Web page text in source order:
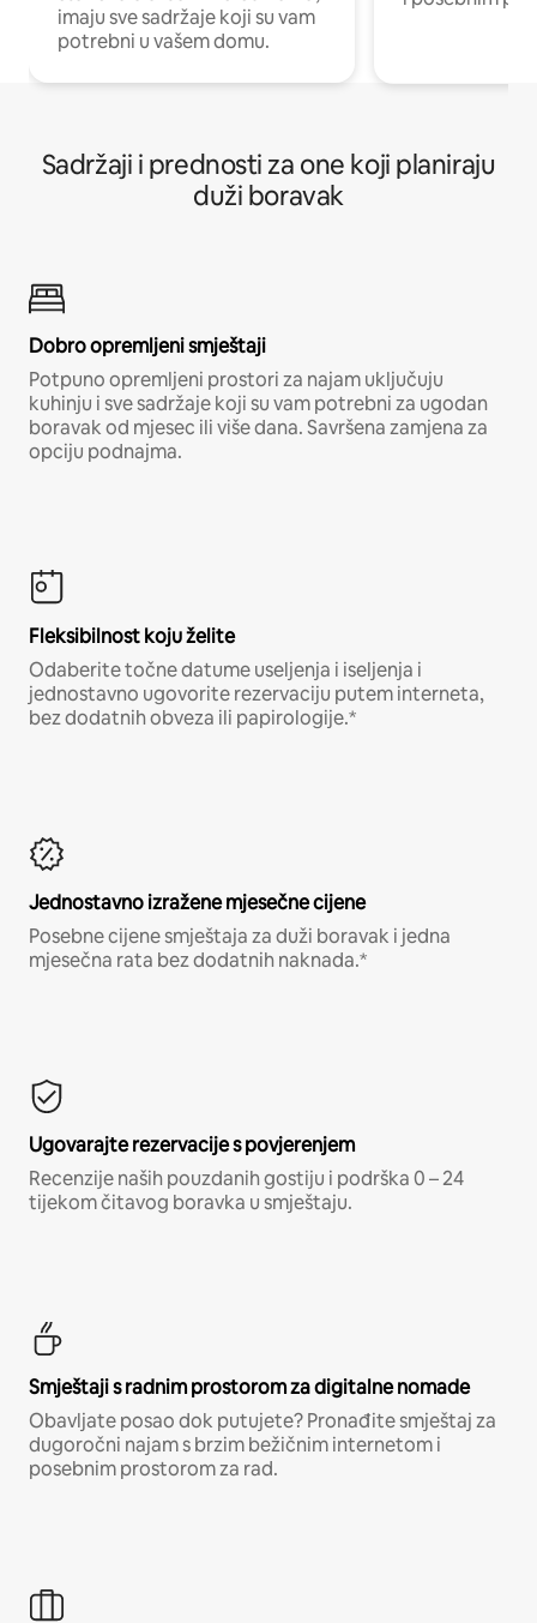
imaju sve sadržaje koji su vam
potrebni u vašem domu.
Sadržaji i prednosti za one koji planiraju
duži boravak
Dobro opremljeni smještaji
Potpuno opremljeni prostori za najam uključuju
kuhinju i sve sadržaje koji su vam potrebni za ugodan
boravak od mjesec ili više dana. Savršena zamjena za
opciju podnajma.
Fleksibilnost koju želite
Odaberite točne datume useljenja i iseljenja i
jednostavno ugovorite rezervaciju putem interneta,
bez dodatnih obveza ili papirologije.*
Jednostavno izražene mjesečne cijene
Posebne cijene smještaja za duži boravak i jedna
mjesečna rata bez dodatnih naknada.*
Ugovarajte rezervacije s povjerenjem
Recenzije naših pouzdanih gostiju i podrška 0 – 24
tijekom čitavog boravka u smještaju.
Smještaji s radnim prostorom za digitalne nomade
Obavljate posao dok putujete? Pronađite smještaj za
dugoročni najam s brzim bežičnim internetom i
posebnim prostorom za rad.